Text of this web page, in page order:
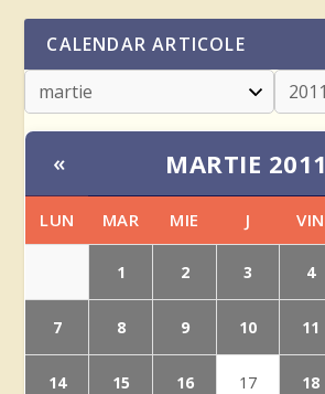
CALENDAR ARTICOLE
« MARTIE 2011
LUN MAR MIE J VIN
1 2 3 4
7 8 9 10 11
14 15 16 17 18